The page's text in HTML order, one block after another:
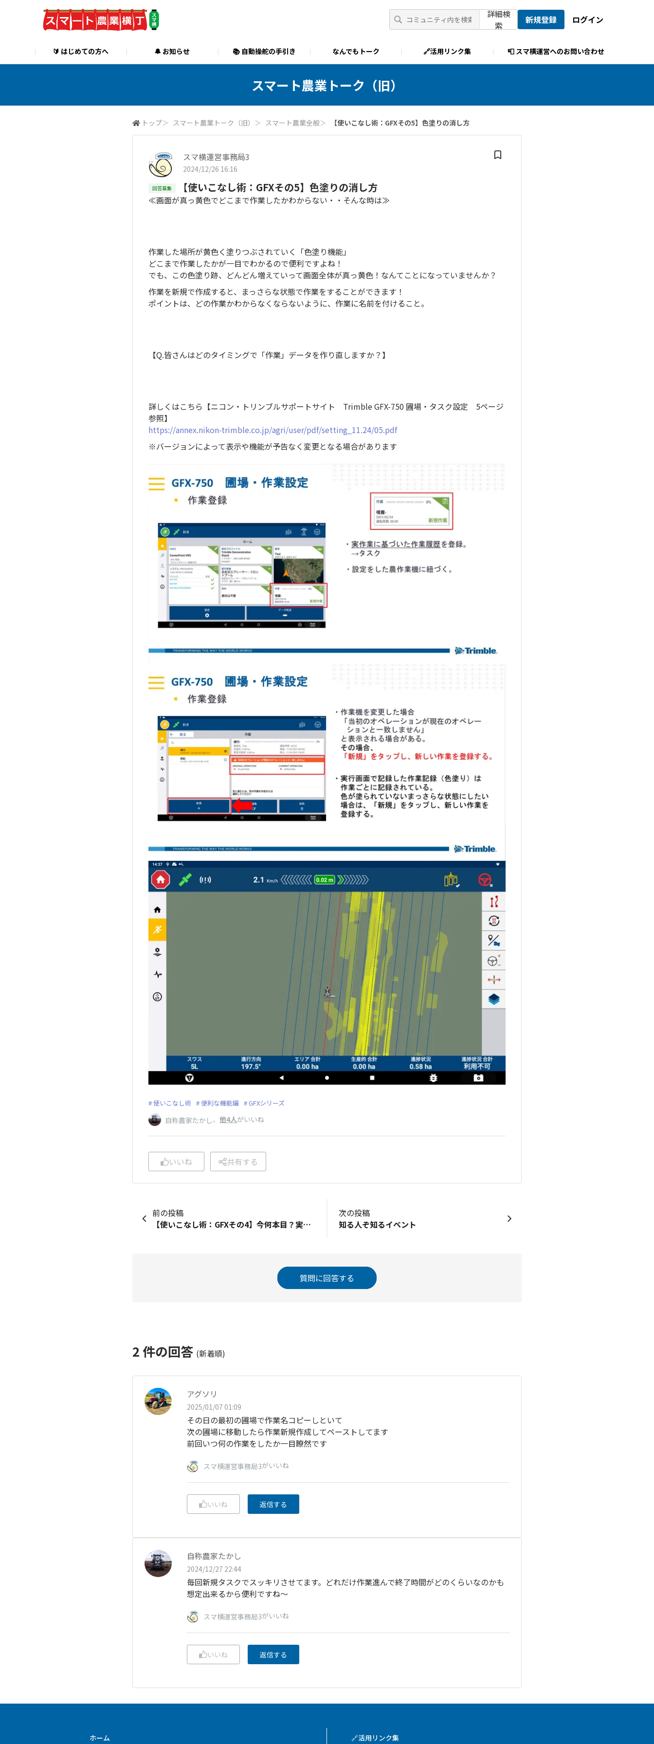
詳細検
索
新規登録 ログイン
🔰 はじめての方へ 🔔 お知らせ 📚 自動操舵の手引き なんでもトーク 🔗活用リンク集 📮 スマ横運営へのお問い合わせ
スマート農業トーク（旧）
トップ＞ スマート農業トーク（旧） ＞ スマート農業全般＞ 【使いこなし術：GFXその5】色塗りの消し方
スマ横運営事務局3
2024/12/26 16:16
回答募集 【使いこなし術：GFXその5】色塗りの消し方
≪画面が真っ黄色でどこまで作業したかわからない・・そんな時は≫
作業した場所が黄色く塗りつぶされていく「色塗り機能」
どこまで作業したかが一目でわかるので便利ですよね！
でも、この色塗り跡、どんどん増えていって画面全体が真っ黄色！なんてことになっていませんか？
作業を新規で作成すると、まっさらな状態で作業をすることができます！
ポイントは、どの作業かわからなくならないように、作業に名前を付けること。
【Q.皆さんはどのタイミングで「作業」データを作り直しますか？】
詳しくはこちら【ニコン・トリンブルサポートサイト Trimble GFX-750 圃場・タスク設定 5ページ
参照】
https://annex.nikon-trimble.co.jp/agri/user/pdf/setting_11.24/05.pdf
※バージョンによって表示や機能が予告なく変更となる場合があります
使いこなし術 便利な機能編 GFXシリーズ
自称農家たかし、 他4人がいいね
いいね 共有する
前の投稿
【使いこなし術：GFXその4】今何本目？実はここにずっと表示されている
次の投稿
知る人ぞ知るイベント
質問に回答する
2 件の回答 (新着順)
アグソリ
2025/01/07 01:09
その日の最初の圃場で作業名コピーしといて
次の圃場に移動したら作業新規作成してペーストしてます
前回いつ何の作業をしたか一目瞭然です
スマ横運営事務局3がいいね
いいね 返信する
自称農家たかし
2024/12/27 22:44
毎回新規タスクでスッキリさせてます。どれだけ作業進んで終了時間がどのくらいなのかも
想定出来るから便利ですね〜
スマ横運営事務局3がいいね
いいね 返信する
ホーム 🔗活用リンク集